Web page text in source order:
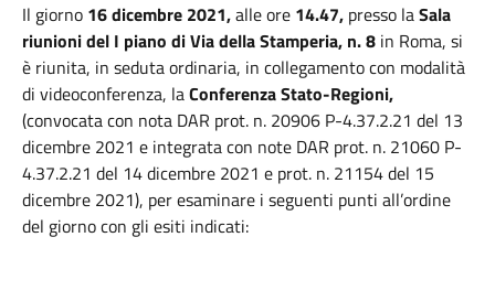
Il giorno 16 dicembre 2021,alle ore 14.47, presso laSala
riunioni del I piano di Via della Stamperia, n. 8 in Roma, si
è riunita, in seduta ordinaria, in collegamento con modalità
di videoconferenza, laConferenza Stato-Regioni,
(convocata con nota DAR prot. n. 20906 P-4.37.2.21 del 13
dicembre 2021 e integrata con note DAR prot. n. 21060 P-
4.37.2.21 del 14 dicembre 2021 e prot. n. 21154 del 15
dicembre 2021), per esaminare i seguenti punti all’ordine
del giorno con gli esiti indicati: